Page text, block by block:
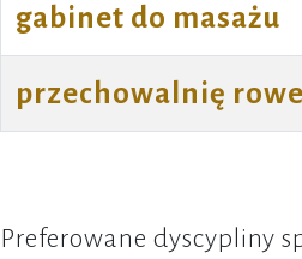
gabinet do masażu
przechowalnię
Preferowane dyscypliny